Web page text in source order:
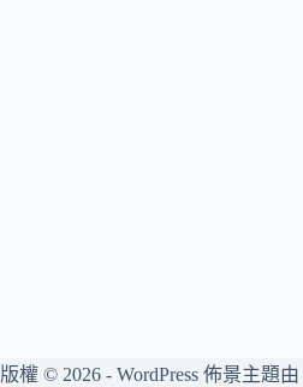
版權 © 2026 - WordPress 佈景主題由